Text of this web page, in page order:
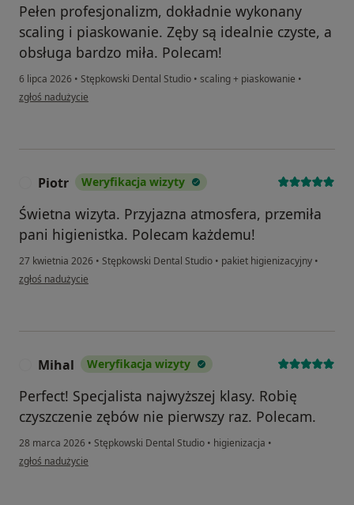
Pełen profesjonalizm, dokładnie wykonany
scaling i piaskowanie. Zęby są idealnie czyste, a
obsługa bardzo miła. Polecam!
6 lipca 2026 • Stępkowski Dental Studio • scaling + piaskowanie •
w opinii użytkownika Tomasz
zgłoś nadużycie
Piotr Weryfikacja wizyty
Świetna wizyta. Przyjazna atmosfera, przemiła
pani higienistka. Polecam każdemu!
27 kwietnia 2026 • Stępkowski Dental Studio • pakiet higienizacyjny •
w opinii użytkownika Piotr
zgłoś nadużycie
Mihal Weryfikacja wizyty
Perfect! Specjalista najwyższej klasy. Robię
czyszczenie zębów nie pierwszy raz. Polecam.
28 marca 2026 • Stępkowski Dental Studio • higienizacja •
w opinii użytkownika Mihal
zgłoś nadużycie